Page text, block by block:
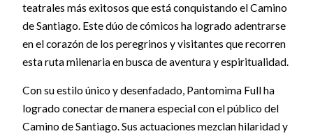
teatrales más exitosos que está conquistando el Camino
de Santiago. Este dúo de cómicos ha logrado adentrarse
en el corazón de los peregrinos y visitantes que recorren
esta ruta milenaria en busca de aventura y espiritualidad.
Con su estilo único y desenfadado, Pantomima Full ha
logrado conectar de manera especial con el público del
Camino de Santiago. Sus actuaciones mezclan hilaridad y